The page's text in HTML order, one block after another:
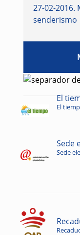
27-02-2016.
senderismo
El
El
Sede
Sede